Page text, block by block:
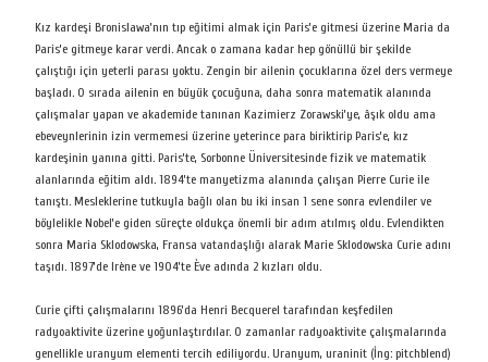
Kız kardeşi Bronislawa’nın tıp eğitimi almak için Paris’e gitmesi üzerine Maria da
Paris’e gitmeye karar verdi. Ancak o zamana kadar hep gönüllü bir şekilde
çalıştığı için yeterli parası yoktu. Zengin bir ailenin çocuklarına özel ders vermeye
başladı. O sırada ailenin en büyük çocuğuna, daha sonra matematik alanında
çalışmalar yapan ve akademide tanınan Kazimierz Zorawski’ye, âşık oldu ama
ebeveynlerinin izin vermemesi üzerine yeterince para biriktirip Paris’e, kız
kardeşinin yanına gitti. Paris’te, Sorbonne Üniversitesinde fizik ve matematik
alanlarında eğitim aldı. 1894’te manyetizma alanında çalışan Pierre Curie ile
tanıştı. Mesleklerine tutkuyla bağlı olan bu iki insan 1 sene sonra evlendiler ve
böylelikle Nobel’e giden süreçte oldukça önemli bir adım atılmış oldu. Evlendikten
sonra Maria Sklodowska, Fransa vatandaşlığı alarak Marie Sklodowska Curie adını
taşıdı. 1897’de Irène ve 1904’te Ève adında 2 kızları oldu.
Curie çifti çalışmalarını 1896’da Henri Becquerel tarafından keşfedilen
radyoaktivite üzerine yoğunlaştırdılar. O zamanlar radyoaktivite çalışmalarında
genellikle uranyum elementi tercih ediliyordu. Uranyum, uraninit (İng: pitchblend)